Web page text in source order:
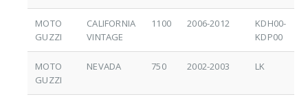
MOTO
GUZZI
CALIFORNIA
VINTAGE
1100 2006-2012
KDH00-
KDP00
MOTO
GUZZI
NEVADA 750 2002-2003 LK